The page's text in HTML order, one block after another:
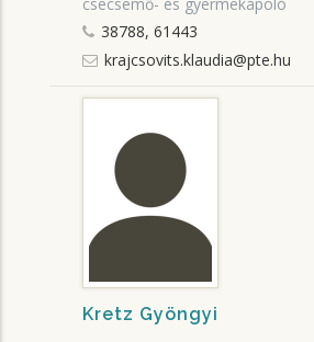
csecsemő- és gyermekápoló
38788, 61443
krajcsovits.klaudia@pte.hu
Kretz Gyöngyi